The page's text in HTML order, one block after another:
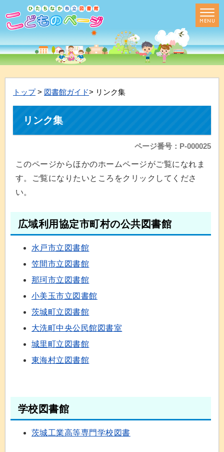
トップ> 図書館ガイド> リンク集
リンク集
ページ番号：P-000025
このページからほかのホームページがご覧になれま
す。ご覧になりたいところをクリックしてくださ
い。
広域利用協定市町村の公共図書館
水戸市立図書館
笠間市立図書館
那珂市立図書館
小美玉市立図書館
茨城町立図書館
大洗町中央公民館図書室
城里町立図書館
東海村立図書館
学校図書館
茨城工業高等専門学校図書